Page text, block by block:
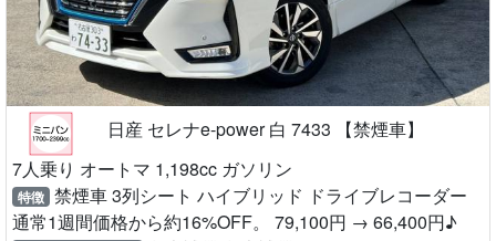
日産 セレナe-power 白 7433 【禁煙車】
7人乗り オートマ 1,198cc ガソリン
特徴 禁煙車 3列シート ハイブリッド ドライブレコーダー
通常1週間価格から約16%OFF。 79,100円 → 66,400円♪